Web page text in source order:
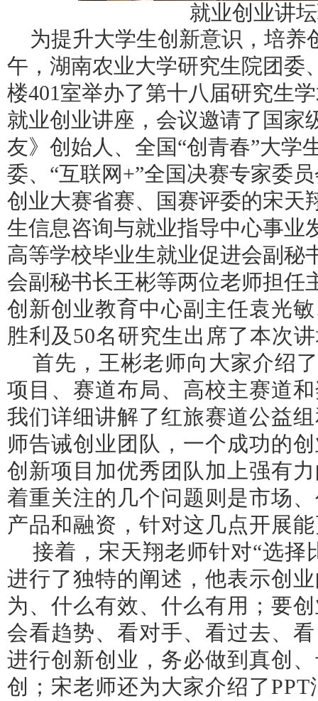
就业创业讲
为提升大学生创新意识，培养
午，湖南农业大学研究生院团委
楼401室举办了第十八届研究生
就业创业讲座，会议邀请了国家
友》创始人、全国“创青春”大学
委、“互联网+”全国决赛专家委
创业大赛省赛、国赛评委的宋天
生信息咨询与就业指导中心事业
高等学校毕业生就业促进会副秘
会副秘书长王彬等两位老师担任
创新创业教育中心副主任袁光
胜利及 50名研究生出席了本次
首先，王彬老师向大家介绍
项目、赛道布局、高校主赛道
我们详细讲解了红旅赛道公益
师告诫创业团队，一个成功的
创新项目加优秀团队加上强有
着重关注的几个问题则是市场
产品和融资，针对这几点开展
接着，宋天翔老师针对“选择
进行了独特的阐述，他表示创
为、什么有效、什么有用；要
会看趋势、看对手、看过去、
进行创新创业，务必做到真创
创；宋老师还为大家介绍了PPT